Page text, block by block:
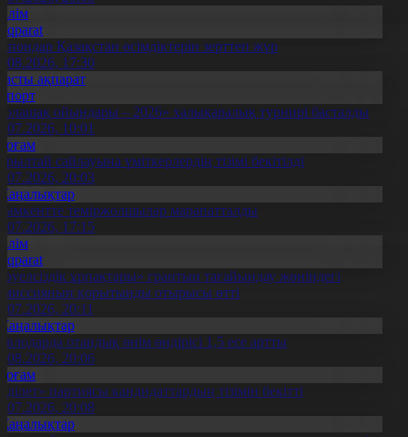
Қазақстан өсімдіктерін зерттеп жүр
17:30
ақпарат
ойындары – 2026» халықаралық турнирі басталды
10:01
сайлауына үміткерлердің тізімі бекітілді
20:03
теміржолшылар марапатталды
17:15
ұрпақтары» грантын тағайындау жөніндегі
қорытынды отырысы өтті
20:11
отандық өнім өндірісі 1,5 есе артты
20:06
партиясы кандидаттардың тізімін бекітті
20:08